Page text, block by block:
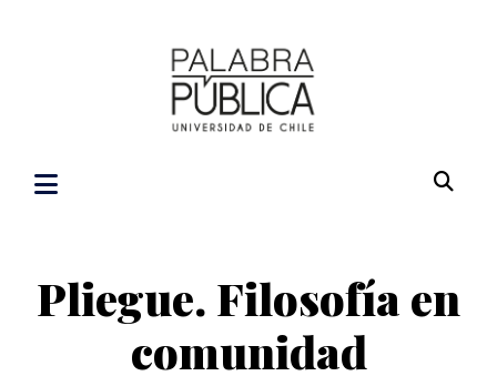
Pliegue. Filosofía en
comunidad